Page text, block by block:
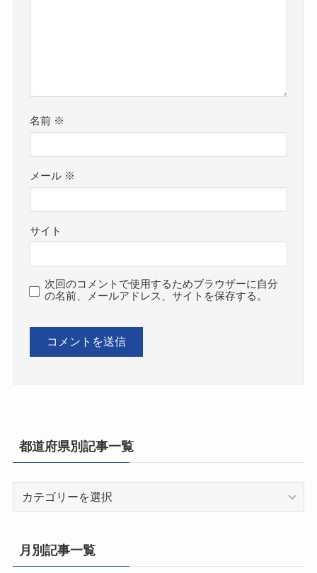
名前 ※
メール ※
サイト
次回のコメントで使用するためブラウザーに自分
の名前、メールアドレス、サイトを保存する。
都道府県別記事一覧
県
別
月別記事一覧